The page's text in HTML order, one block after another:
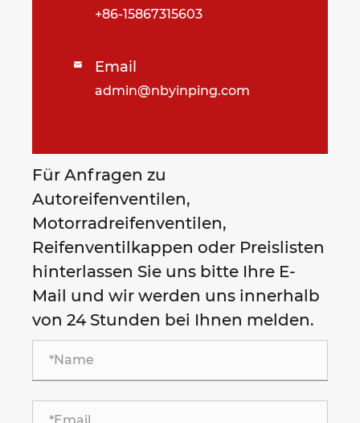
+86-15867315603
 Email
admin@nbyinping.com
Für Anfragen zu
Autoreifenventilen,
Motorradreifenventilen,
Reifenventilkappen oder Preislisten
hinterlassen Sie uns bitte Ihre E-
Mail und wir werden uns innerhalb
von 24 Stunden bei Ihnen melden.